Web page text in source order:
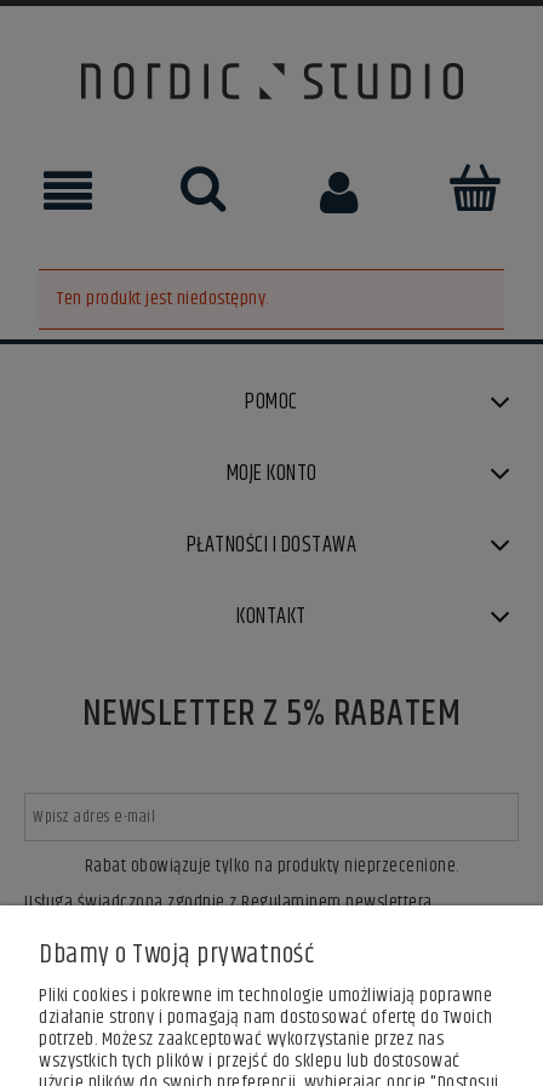
Ten produkt jest niedostępny.
POMOC
MOJE KONTO
PŁATNOŚCI I DOSTAWA
KONTAKT
NEWSLETTER Z 5% RABATEM
Rabat obowiązuje tylko na produkty nieprzecenione.
ZAPISZ SIĘ
Usługa świadczona zgodnie z Regulaminem newslettera.
Dbamy o Twoją prywatność
Pliki cookies i pokrewne im technologie umożliwiają poprawne
działanie strony i pomagają nam dostosować ofertę do Twoich
potrzeb. Możesz zaakceptować wykorzystanie przez nas
wszystkich tych plików i przejść do sklepu lub dostosować